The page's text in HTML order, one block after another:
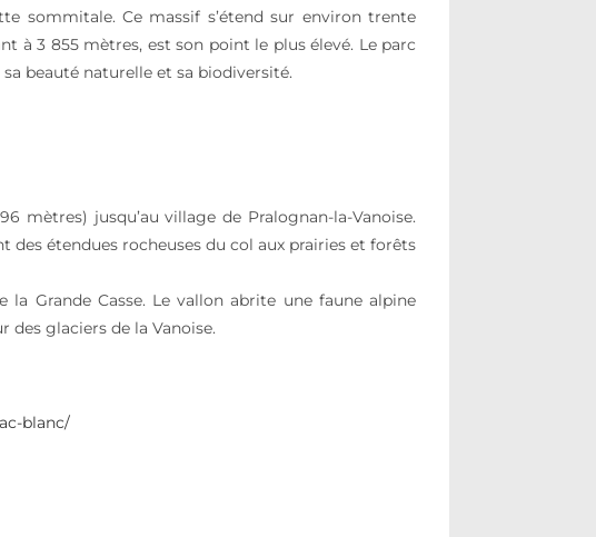
sommitale. Ce massif s’étend sur environ trente
à 3 855 mètres, est son point le plus élevé. Le parc
beauté naturelle et sa biodiversité.
mètres) jusqu’au village de Pralognan-la-Vanoise.
des étendues rocheuses du col aux prairies et forêts
Grande Casse. Le vallon abrite une faune alpine
glaciers de la Vanoise.
blanc/